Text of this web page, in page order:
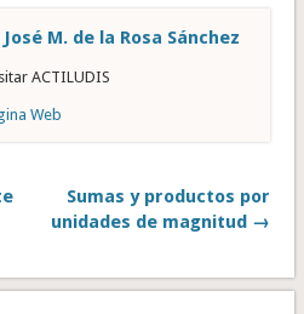
José M. de la Rosa Sánchez
ACTILUDIS
Web
Sumas y productos por
unidades de magnitud →